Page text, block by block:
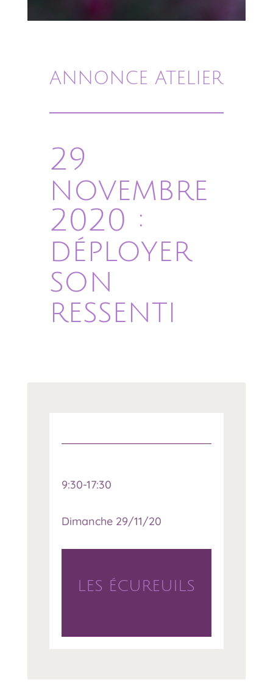
ANNONCE ATELIER
29
novembre
2020 :
déployer
son
ressenti
9:30-17:30
Dimanche 29/11/20
LES ÉCUREUILS